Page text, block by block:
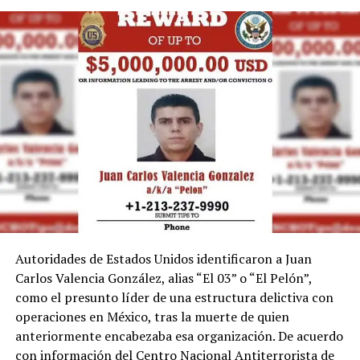
Autoridades de Estados Unidos identificaron a Juan
Carlos Valencia González, alias “El 03” o “El Pelón”,
como el presunto líder de una estructura delictiva con
operaciones en México, tras la muerte de quien
anteriormente encabezaba esa organización. De acuerdo
con información del Centro Nacional Antiterrorista de